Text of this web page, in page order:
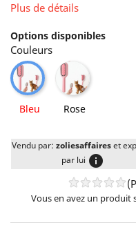
Plus de détails
Options disponibles
Couleurs
Bleu
Bleu
Rose
Rose
Vendu par: zoliesaffaireset
par lui info
Vous en avez un produit